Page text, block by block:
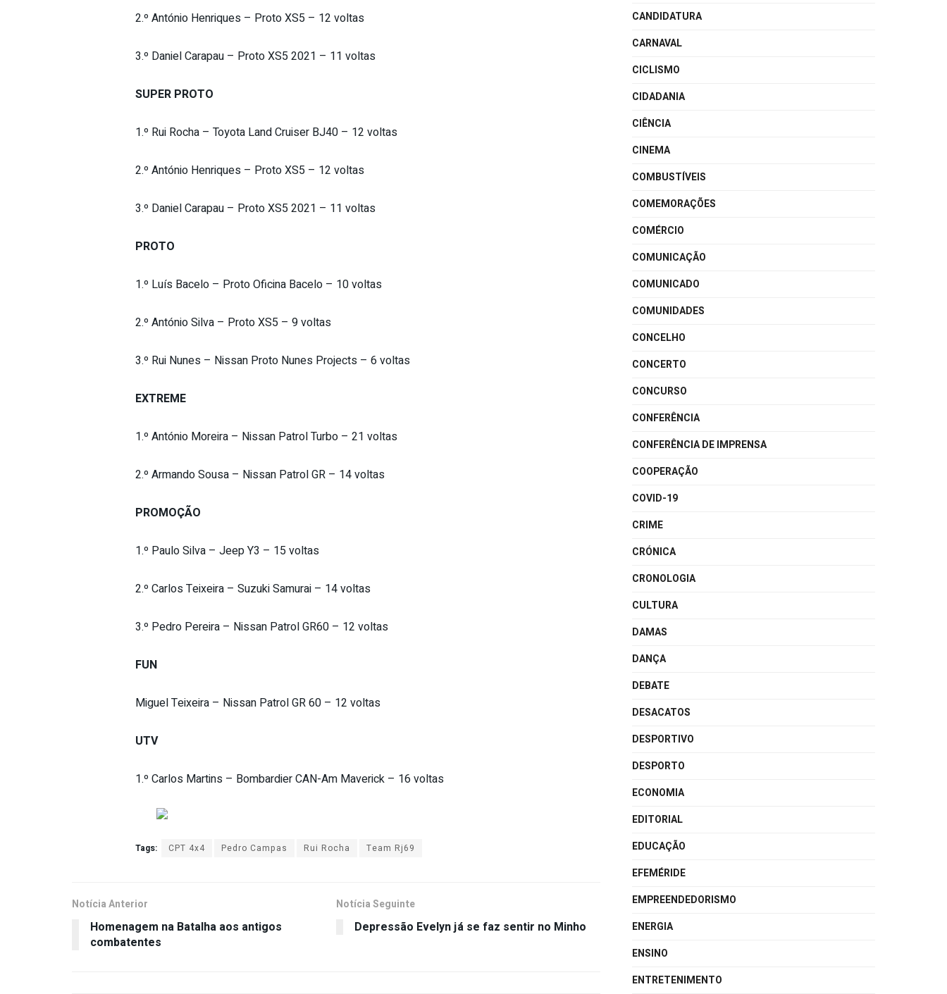
2.º António Henriques – Proto XS5 – 12 voltas
3.º Daniel Carapau – Proto XS5 2021 – 11 voltas
SUPER PROTO
1.º Rui Rocha – Toyota Land Cruiser BJ40 – 12 voltas
2.º António Henriques – Proto XS5 – 12 voltas
3.º Daniel Carapau – Proto XS5 2021 – 11 voltas
PROTO
1.º Luís Bacelo – Proto Oficina Bacelo – 10 voltas
2.º António Silva – Proto XS5 – 9 voltas
3.º Rui Nunes – Nissan Proto Nunes Projects – 6 voltas
EXTREME
1.º António Moreira – Nissan Patrol Turbo – 21 voltas
2.º Armando Sousa – Nissan Patrol GR – 14 voltas
PROMOÇÃO
1.º Paulo Silva – Jeep Y3 – 15 voltas
2.º Carlos Teixeira – Suzuki Samurai – 14 voltas
3.º Pedro Pereira – Nissan Patrol GR60 – 12 voltas
FUN
Miguel Teixeira – Nissan Patrol GR 60 – 12 voltas
UTV
1.º Carlos Martins – Bombardier CAN-Am Maverick – 16 voltas
Tags: CPT 4x4 Pedro Campas Rui Rocha Team Rj69
Notícia Anterior
Homenagem na Batalha aos antigos
combatentes
Notícia Seguinte
Depressão Evelyn já se faz sentir no Minho
CANDIDATURA
CARNAVAL
CICLISMO
CIDADANIA
CIÊNCIA
CINEMA
COMBUSTÍVEIS
COMEMORAÇÕES
COMÉRCIO
COMUNICAÇÃO
COMUNICADO
COMUNIDADES
CONCELHO
CONCERTO
CONCURSO
CONFERÊNCIA
CONFERÊNCIA DE IMPRENSA
COOPERAÇÃO
COVID-19
CRIME
CRÓNICA
CRONOLOGIA
CULTURA
DAMAS
DANÇA
DEBATE
DESACATOS
DESPORTIVO
DESPORTO
ECONOMIA
EDITORIAL
EDUCAÇÃO
EFEMÉRIDE
EMPREENDEDORISMO
ENERGIA
ENSINO
ENTRETENIMENTO